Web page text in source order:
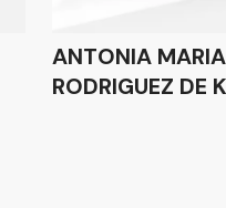
ANTONIA MARIA
RODRIGUEZ DE